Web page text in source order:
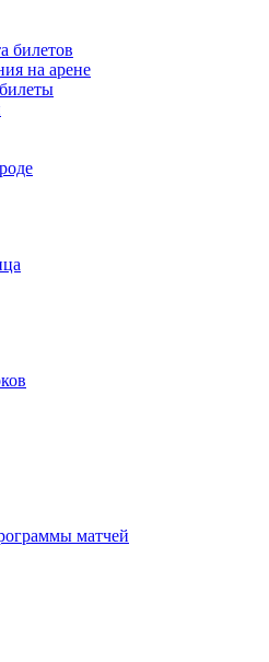
билетов
на арене
матчей